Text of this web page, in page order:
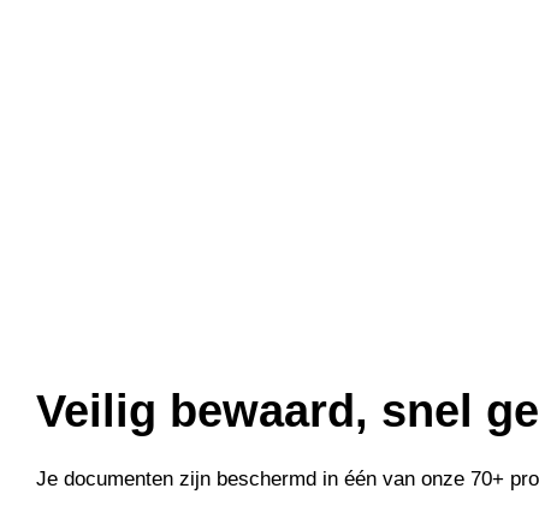
Veilig bewaard, snel
Je documenten zijn beschermd in één van onze 70+